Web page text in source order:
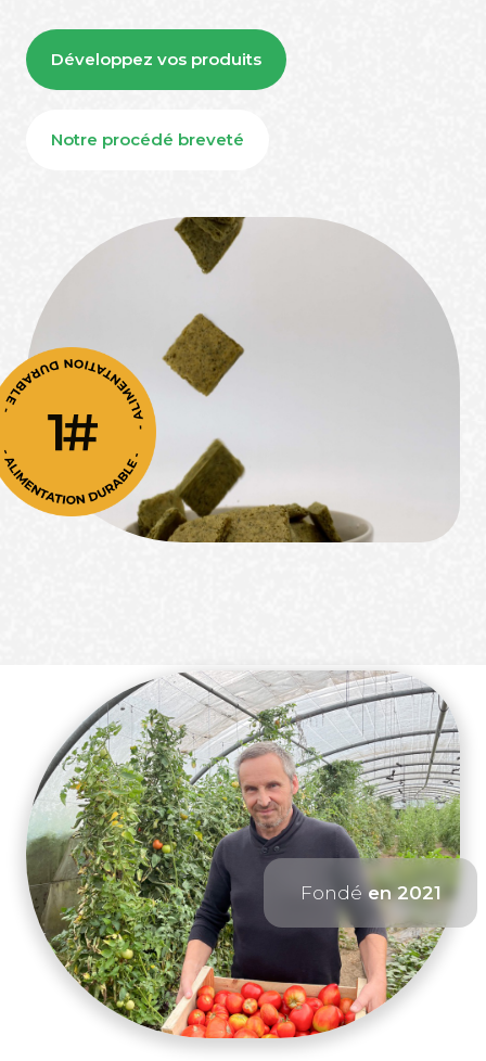
Développez vos produits
Notre procédé breveté
Fondé en 2021